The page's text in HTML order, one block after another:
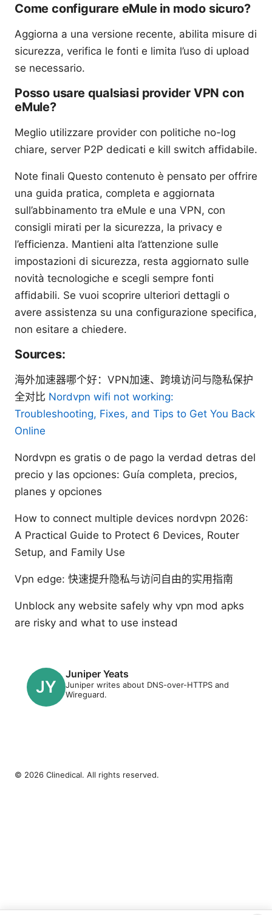
Come configurare eMule in modo sicuro?
Aggiorna a una versione recente, abilita misure di
sicurezza, verifica le fonti e limita l’uso di upload
se necessario.
Posso usare qualsiasi provider VPN con
eMule?
Meglio utilizzare provider con politiche no-log
chiare, server P2P dedicati e kill switch affidabile.
Note finali Questo contenuto è pensato per offrire
una guida pratica, completa e aggiornata
sull’abbinamento tra eMule e una VPN, con
consigli mirati per la sicurezza, la privacy e
l’efficienza. Mantieni alta l’attenzione sulle
impostazioni di sicurezza, resta aggiornato sulle
novità tecnologiche e scegli sempre fonti
affidabili. Se vuoi scoprire ulteriori dettagli o
avere assistenza su una configurazione specifica,
non esitare a chiedere.
Sources:
海外加速器哪个好：VPN加速、跨境访问与隐私保护
全对比 Nordvpn wifi not working:
Troubleshooting, Fixes, and Tips to Get You Back
Online
Nordvpn es gratis o de pago la verdad detras del
precio y las opciones: Guía completa, precios,
planes y opciones
How to connect multiple devices nordvpn 2026:
A Practical Guide to Protect 6 Devices, Router
Setup, and Family Use
Vpn edge: 快速提升隐私与访问自由的实用指南
Unblock any website safely why vpn mod apks
are risky and what to use instead
Juniper Yeats
Juniper writes about DNS-over-HTTPS and
Wireguard.
© 2026 Clinedical. All rights reserved.